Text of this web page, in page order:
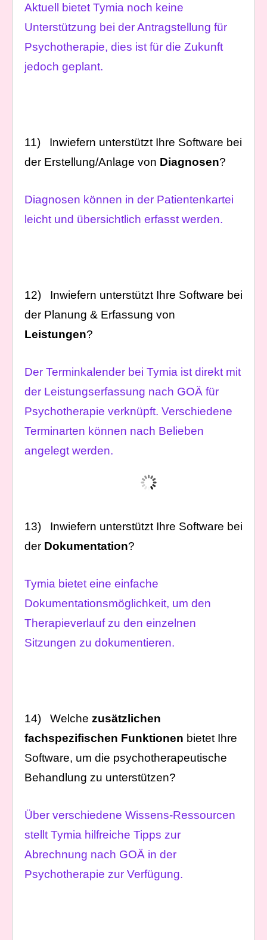
Aktuell bietet Tymia noch keine
Unterstützung bei der Antragstellung für
Psychotherapie, dies ist für die Zukunft
jedoch geplant.
11) Inwiefern unterstützt Ihre Software bei
der Erstellung/Anlage von Diagnosen?
Diagnosen können in der Patientenkartei
leicht und übersichtlich erfasst werden.
12) Inwiefern unterstützt Ihre Software bei
der Planung & Erfassung von
Leistungen?
Der Terminkalender bei Tymia ist direkt mit
der Leistungserfassung nach GOÄ für
Psychotherapie verknüpft. Verschiedene
Terminarten können nach Belieben
angelegt werden.
13) Inwiefern unterstützt Ihre Software bei
der Dokumentation?
Tymia bietet eine einfache
Dokumentationsmöglichkeit, um den
Therapieverlauf zu den einzelnen
Sitzungen zu dokumentieren.
14) Welche zusätzlichen
fachspezifischen Funktionen bietet Ihre
Software, um die psychotherapeutische
Behandlung zu unterstützen?
Über verschiedene Wissens-Ressourcen
stellt Tymia hilfreiche Tipps zur
Abrechnung nach GOÄ in der
Psychotherapie zur Verfügung.